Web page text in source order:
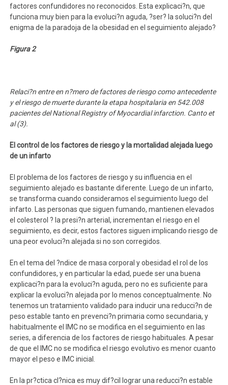
factores confundidores no reconocidos. Esta explicaci?n, que
funciona muy bien para la evoluci?n aguda, ?ser? la soluci?n del
enigma de la paradoja de la obesidad en el seguimiento alejado?
Figura 2
Relaci?n entre en n?mero de factores de riesgo como antecedente
y el riesgo de muerte durante la etapa hospitalaria en 542.008
pacientes del National Registry of Myocardial infarction. Canto et
al (3).
El control de los factores de riesgo y la mortalidad alejada luego
de un infarto
El problema de los factores de riesgo y su influencia en el
seguimiento alejado es bastante diferente. Luego de un infarto,
se transforma cuando consideramos el seguimiento luego del
infarto. Las personas que siguen fumando, mantienen elevados
el colesterol ? la presi?n arterial, incrementan el riesgo en el
seguimiento, es decir, estos factores siguen implicando riesgo de
una peor evoluci?n alejada si no son corregidos.
En el tema del ?ndice de masa corporal y obesidad el rol de los
confundidores, y en particular la edad, puede ser una buena
explicaci?n para la evoluci?n aguda, pero no es suficiente para
explicar la evoluci?n alejada por lo menos conceptualmente. No
tenemos un tratamiento validado para inducir una reducci?n de
peso estable tanto en prevenci?n primaria como secundaria, y
habitualmente el IMC no se modifica en el seguimiento en las
series, a diferencia de los factores de riesgo habituales. A pesar
de que el IMC no se modifica el riesgo evolutivo es menor cuanto
mayor el peso e IMC inicial.
En la pr?ctica cl?nica es muy dif?cil lograr una reducci?n estable